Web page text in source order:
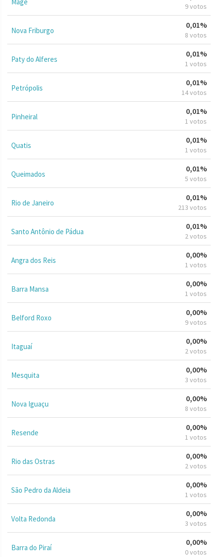
9 votos
Nova Friburgo
0,01%
8 votos
Paty do Alferes
0,01%
1 votos
Petrópolis
0,01%
14 votos
Pinheiral
0,01%
1 votos
Quatis
0,01%
1 votos
Queimados
0,01%
5 votos
Rio de Janeiro
0,01%
213 votos
Santo Antônio de Pádua
0,01%
2 votos
Angra dos Reis
0,00%
1 votos
Barra Mansa
0,00%
1 votos
Belford Roxo
0,00%
9 votos
Itaguaí
0,00%
2 votos
Mesquita
0,00%
3 votos
Nova Iguaçu
0,00%
8 votos
Resende
0,00%
1 votos
Rio das Ostras
0,00%
2 votos
São Pedro da Aldeia
0,00%
1 votos
Volta Redonda
0,00%
3 votos
Barra do Piraí
0,00%
0 votos